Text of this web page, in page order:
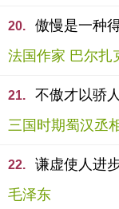
20.
傲慢是一种
法国作家 巴尔扎
21.
不傲才以骄
三国时期蜀汉丞
22.
谦虚使人进
毛泽东